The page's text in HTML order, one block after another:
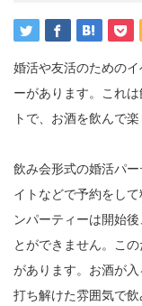
婚活や友活のための
ーがあります。これ
トで、お酒を飲んで
飲み会形式の婚活パ
イトなどで予約をし
ンパーティーは開始
とができません。こ
があります。お酒が
打ち解けた雰囲気で飲